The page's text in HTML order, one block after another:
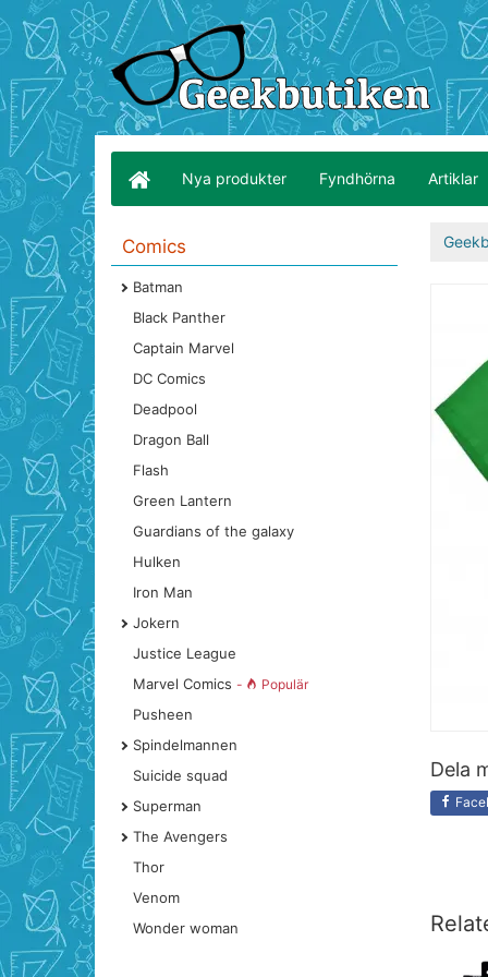
Nya produkter Fyndhörna Artiklar
Comics
Batman
Black Panther
Captain Marvel
DC Comics
Deadpool
Dragon Ball
Flash
Green Lantern
Guardians of the galaxy
Hulken
Iron Man
Jokern
Justice League
Marvel Comics - Populär
Pusheen
Spindelmannen
Suicide squad
Superman
The Avengers
Thor
Venom
Wonder woman
Dela